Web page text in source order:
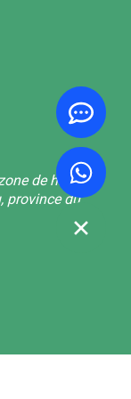
de haute
province du